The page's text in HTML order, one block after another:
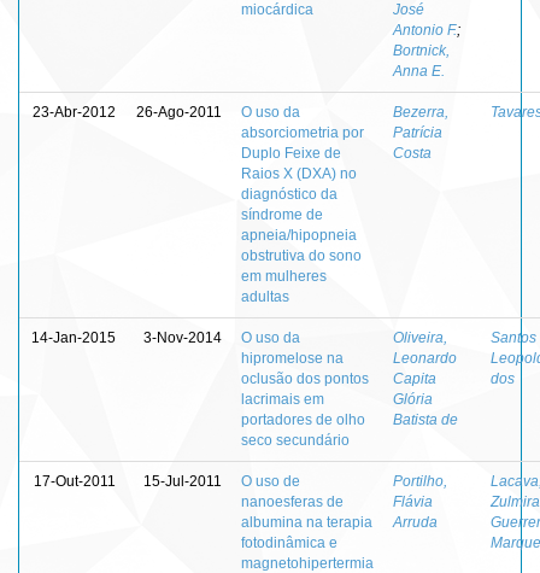
miocárdica
José
Antonio F.;
Bortnick,
Anna E.
23-Abr-2012 26-Ago-2011
O uso da
absorciometria por
Duplo Feixe de
Raios X (DXA) no
diagnóstico da
síndrome de
apneia/hipopneia
obstrutiva do sono
em mulheres
adultas
Bezerra,
Patrícia
Costa
14-Jan-2015 3-Nov-2014
O uso da
hipromelose na
oclusão dos pontos
lacrimais em
portadores de olho
seco secundário
Oliveira,
Leonardo
Capita
Glória
Batista de
Santos
dos
17-Out-2011 15-Jul-2011
O uso de
nanoesferas de
albumina na terapia
fotodinâmica e
magnetohipertermia
Portilho,
Flávia
Arruda
Zulmira